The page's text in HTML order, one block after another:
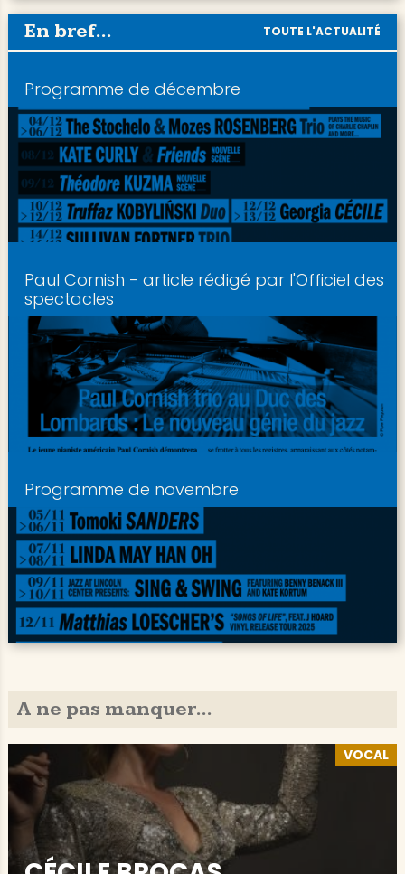
En bref... TOUTE L'ACTUALITÉ
Programme de décembre
Paul Cornish - article rédigé par l'Officiel des
spectacles
Programme de novembre
A ne pas manquer...
VOCAL